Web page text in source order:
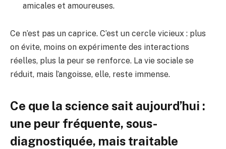
amicales et amoureuses.
Ce n’est pas un caprice. C’est un cercle vicieux : plus
on évite, moins on expérimente des interactions
réelles, plus la peur se renforce. La vie sociale se
réduit, mais l’angoisse, elle, reste immense.
Ce que la science sait aujourd’hui :
une peur fréquente, sous-
diagnostiquée, mais traitable